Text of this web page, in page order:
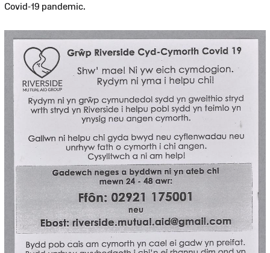
Covid-19 pandemic.